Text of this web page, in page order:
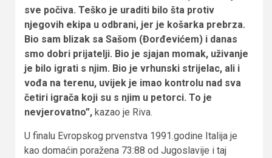
sve počiva. Teško je uraditi bilo šta protiv
njegovih ekipa u odbrani, jer je košarka prebrza.
Bio sam blizak sa Sašom (Đorđevićem) i danas
smo dobri prijatelji. Bio je sjajan momak, uživanje
je bilo igrati s njim. Bio je vrhunski strijelac, ali i
vođa na terenu, uvijek je imao kontrolu nad sva
četiri igrača koji su s njim u petorci. To je
nevjerovatno”, kazao je Riva.
U finalu Evropskog prvenstva 1991.godine Italija je
kao domaćin poražena 73:88 od Jugoslavije i taj